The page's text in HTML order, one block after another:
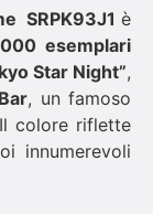
SRPK93J1 è
esemplari
Star Night”,
, un famoso
colore riflette
innumerevoli